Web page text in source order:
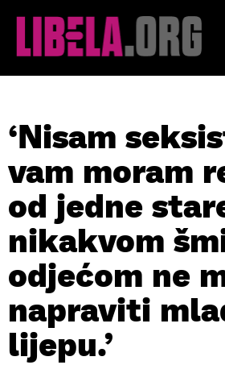
‘Nisam
vam moram
od jedne
nikakvom
odjećom ne
napraviti
lijepu.’